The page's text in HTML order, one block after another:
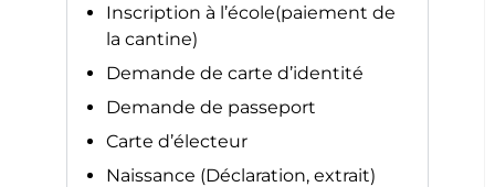
Inscription à l’école(paiement de
la cantine)
Demande de carte d’identité
Demande de passeport
Carte d’électeur
Naissance (Déclaration, extrait)